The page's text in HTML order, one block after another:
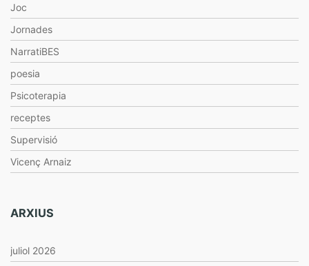
Joc
Jornades
NarratiBES
poesia
Psicoterapia
receptes
Supervisió
Vicenç Arnaiz
ARXIUS
juliol 2026